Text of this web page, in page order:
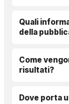
Quali
della
Come
risultati?
Dove porta